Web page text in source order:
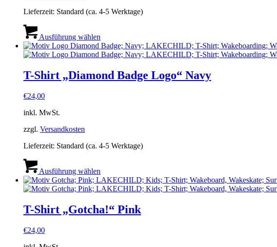
werden
Lieferzeit: Standard (ca. 4-5 Werktage)
Ausführung wählen
weist
mehrere
auf.
Die
werden
T-Shirt „Diamond Badge Logo“ Navy
€24,00
inkl. MwSt.
zzgl. Versandkosten
Lieferzeit: Standard (ca. 4-5 Werktage)
Ausführung wählen
weist
mehrere
auf.
Die
T-Shirt „Gotcha!“ Pink
€24,00